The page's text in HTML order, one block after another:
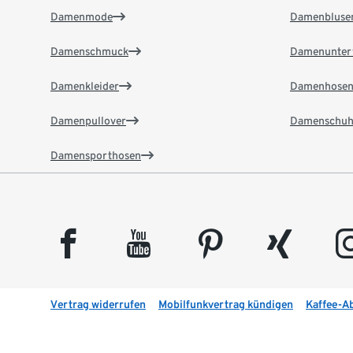
Damenmode
Damenschmuck
Damenkleider
Damenpullover
Damensporthosen
Damenhosen
facebook youtube pinterest xing
Vertrag widerrufen Mobilfunkvertrag kündigen Kaffee-